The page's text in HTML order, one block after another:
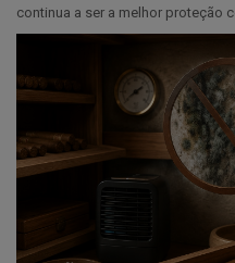
continua a ser a melhor proteção